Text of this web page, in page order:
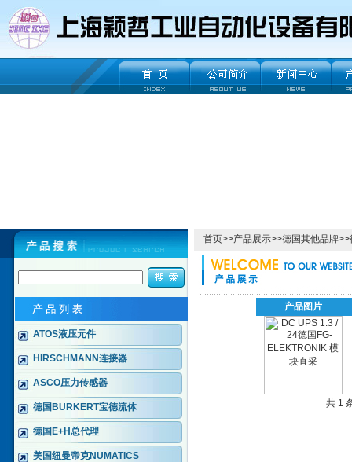
ATOS液压元件
HIRSCHMANN连接器
ASCO压力传感器
德国BURKERT宝德流体
德国E+H总代理
美国纽曼帝克NUMATICS
首页>>产品展示>>德国其他品牌>>
产品图片
共 1